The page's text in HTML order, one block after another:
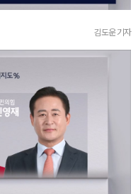
김도운 기자